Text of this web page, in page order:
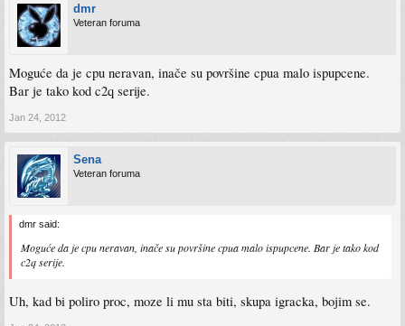
dmr
Veteran foruma
Moguće da je cpu neravan, inače su površine cpua malo ispupcene.
Bar je tako kod c2q serije.
Jan 24, 2012
Sena
Veteran foruma
dmr said:
Moguće da je cpu neravan, inače su površine cpua malo ispupcene. Bar je tako kod
c2q serije.
Uh, kad bi poliro proc, moze li mu sta biti, skupa igracka, bojim se.